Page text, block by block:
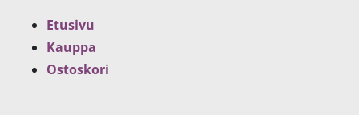
Etusivu
Kauppa
Ostoskori